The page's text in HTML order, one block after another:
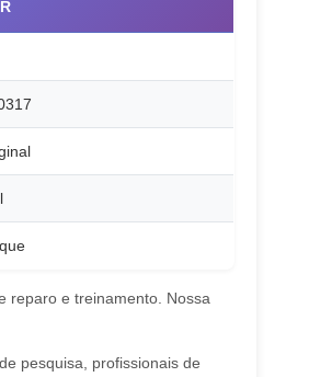
reparo e treinamento. Nossa
pesquisa, profissionais de